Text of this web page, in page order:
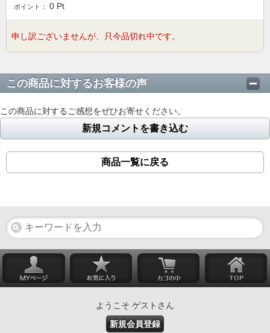
ポイント： 0 Pt
申し訳ございませんが、只今品切れ中です。
この商品に対するお客様の声
この商品に対するご感想をぜひお寄せください。
新規コメントを書き込む
商品一覧に戻る
ようこそ ゲストさん
新規会員登録